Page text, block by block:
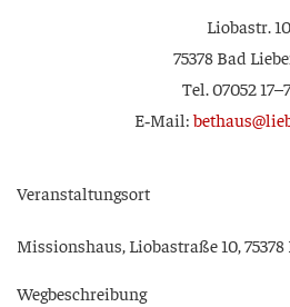
Lio­bastr. 10
75378 Bad
Tel. 07052
E‑Mail:
Ver­an­stal­tungs­ort
Mis­si­ons­haus, Lio­ba­stra­ße 10,
Weg­be­schrei­bung